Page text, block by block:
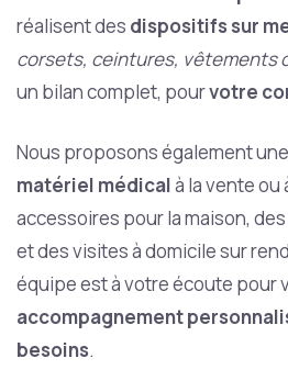
réalisent des dispositifs sur
corsets, ceintures, vêtements
un bilan complet, pourvotre
Nous proposons également une
matériel médicalà la vente ou
accessoires pour la maison,
et des visites à domicile sur
équipe est à votre écoute pour
accompagnement
besoins.